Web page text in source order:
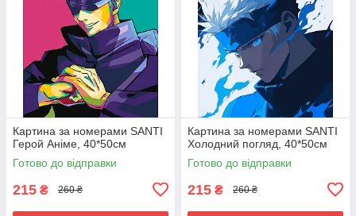
Картина за номерами SANTI
Герой Аніме, 40*50см
Готово до відправки
215 ₴ 260 ₴
Картина за номерами SANTI
Холодний погляд, 40*50см
Готово до відправки
215 ₴ 260 ₴